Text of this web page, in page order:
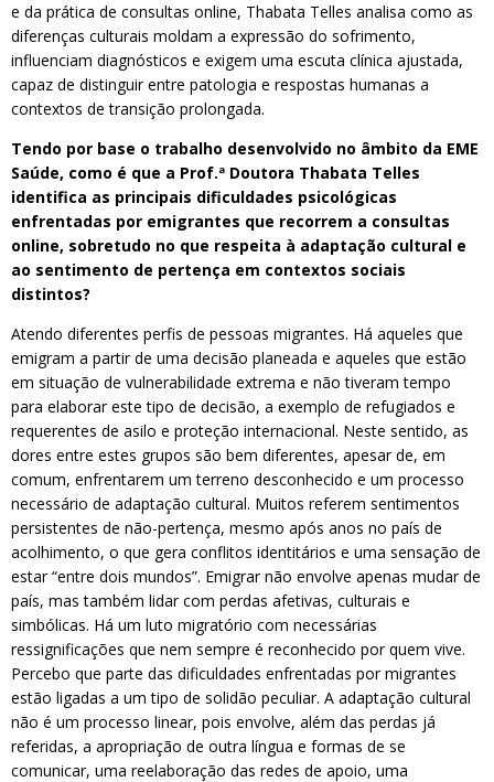
e da prática de consultas online, Thabata Telles analisa como as
diferenças culturais moldam a expressão do sofrimento,
influenciam diagnósticos e exigem uma escuta clínica ajustada,
capaz de distinguir entre patologia e respostas humanas a
contextos de transição prolongada.
Tendo por base o trabalho desenvolvido no âmbito da EME
Saúde, como é que a Prof.ª Doutora Thabata Telles
identifica as principais dificuldades psicológicas
enfrentadas por emigrantes que recorrem a consultas
online, sobretudo no que respeita à adaptação cultural e
ao sentimento de pertença em contextos sociais
distintos?
Atendo diferentes perfis de pessoas migrantes. Há aqueles que
emigram a partir de uma decisão planeada e aqueles que estão
em situação de vulnerabilidade extrema e não tiveram tempo
para elaborar este tipo de decisão, a exemplo de refugiados e
requerentes de asilo e proteção internacional. Neste sentido, as
dores entre estes grupos são bem diferentes, apesar de, em
comum, enfrentarem um terreno desconhecido e um processo
necessário de adaptação cultural. Muitos referem sentimentos
persistentes de não-pertença, mesmo após anos no país de
acolhimento, o que gera conflitos identitários e uma sensação de
estar “entre dois mundos”. Emigrar não envolve apenas mudar de
país, mas também lidar com perdas afetivas, culturais e
simbólicas. Há um luto migratório com necessárias
ressignificações que nem sempre é reconhecido por quem vive.
Percebo que parte das dificuldades enfrentadas por migrantes
estão ligadas a um tipo de solidão peculiar. A adaptação cultural
não é um processo linear, pois envolve, além das perdas já
referidas, a apropriação de outra língua e formas de se
comunicar, uma reelaboração das redes de apoio, uma